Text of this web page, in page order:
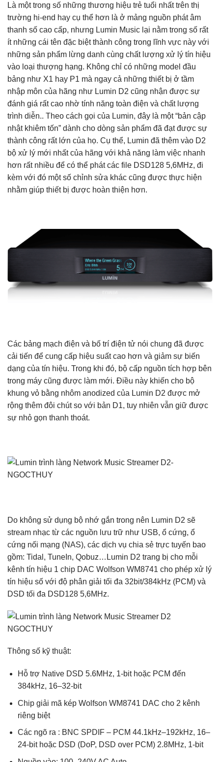
Là một trong số những thương hiệu trẻ tuổi nhất trên thị
trường hi-end hay cụ thể hơn là ở mảng nguồn phát âm
thanh số cao cấp, nhưng Lumin Music lại nằm trong số rất
ít những cái tên đặc biệt thành công trong lĩnh vực này với
những sản phẩm lừng danh cùng chất lượng xử lý tín hiệu
vào loại thượng hạng. Không chỉ có những model đầu
bảng như X1 hay P1 mà ngay cả những thiết bị ở tầm
nhập môn của hãng như Lumin D2 cũng nhận được sự
đánh giá rất cao nhờ tính năng toàn điện và chất lượng
trình diễn.. Theo cách gọi của Lumin, đây là một “bản cập
nhật khiêm tốn” dành cho dòng sản phẩm đã đạt được sự
thành công rất lớn của họ. Cụ thể, Lumin đã thêm vào D2
bộ xử lý mới nhất của hãng với khả năng làm việc nhanh
hơn rất nhiều để có thể phát các file DSD128 5,6MHz, đi
kèm với đó một số chỉnh sửa khác cũng được thực hiện
nhằm giúp thiết bị được hoàn thiện hơn.
Các bảng mạch điện và bố trí điện tử nói chung đã được
cải tiến để cung cấp hiệu suất cao hơn và giảm sự biến
dạng của tín hiệu. Trong khi đó, bộ cấp nguồn tích hợp bên
trong máy cũng được làm mới. Điều này khiến cho bộ
khung vỏ bằng nhôm anodized của Lumin D2 được mở
rộng thêm đôi chút so với bản D1, tuy nhiên vẫn giữ được
sự nhỏ gọn thanh thoát.
Do không sử dụng bộ nhớ gắn trong nên Lumin D2 sẽ
stream nhạc từ các nguồn lưu trữ như USB, ổ cứng, ổ
cứng nối mạng (NAS), các dịch vụ chia sẻ trực tuyến bao
gồm: Tidal, TuneIn, Qobuz…Lumin D2 trang bị cho mỗi
kênh tín hiệu 1 chip DAC Wolfson WM8741 cho phép xử lý
tín hiệu số với độ phân giải tối đa 32bit/384kHz (PCM) và
DSD tối đa DSD128 5,6MHz.
Thông số kỹ thuật:
Hỗ trợ Native DSD 5.6MHz, 1-bit hoặc PCM đến
384kHz, 16–32-bit
Chip giải mã kép Wolfson WM8741 DAC cho 2 kênh
riêng biệt
Các ngõ ra : BNC SPDIF – PCM 44.1kHz–192kHz, 16–
24-bit hoặc DSD (DoP, DSD over PCM) 2.8MHz, 1-bit